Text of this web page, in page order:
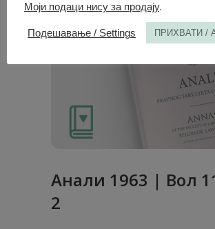
Анали 1963 | Вол
2
Моји подаци нису за продају.
Подешавање / Settings ПРИХВАТИ /